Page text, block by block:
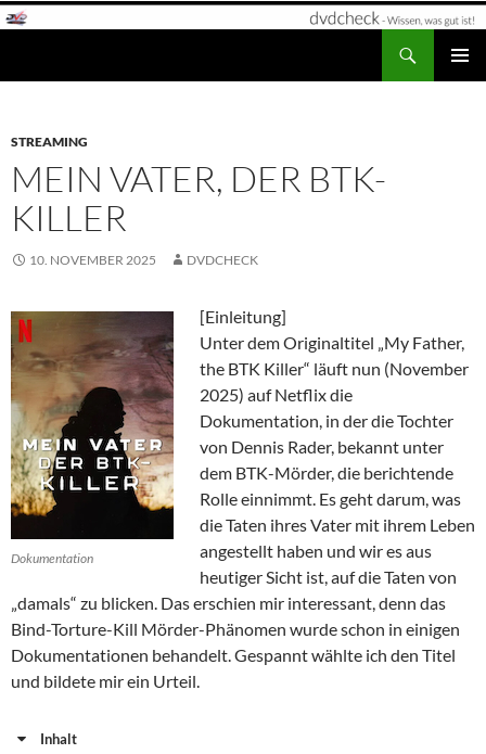
Zum
STREAMING
MEIN VATER, DER BTK-
KILLER
10. NOVEMBER 2025 DVDCHECK
Dokumentation
[Einleitung]
Unter dem Originaltitel „My Father,
the BTK Killer“ läuft nun (November
2025) auf Netflix die
Dokumentation, in der die Tochter
von Dennis Rader, bekannt unter
dem BTK-Mörder, die berichtende
Rolle einnimmt. Es geht darum, was
die Taten ihres Vater mit ihrem Leben
angestellt haben und wir es aus
heutiger Sicht ist, auf die Taten von
„damals“ zu blicken. Das erschien mir interessant, denn das
Bind-Torture-Kill Mörder-Phänomen wurde schon in einigen
Dokumentationen behandelt. Gespannt wählte ich den Titel
und bildete mir ein Urteil.
Inhalt